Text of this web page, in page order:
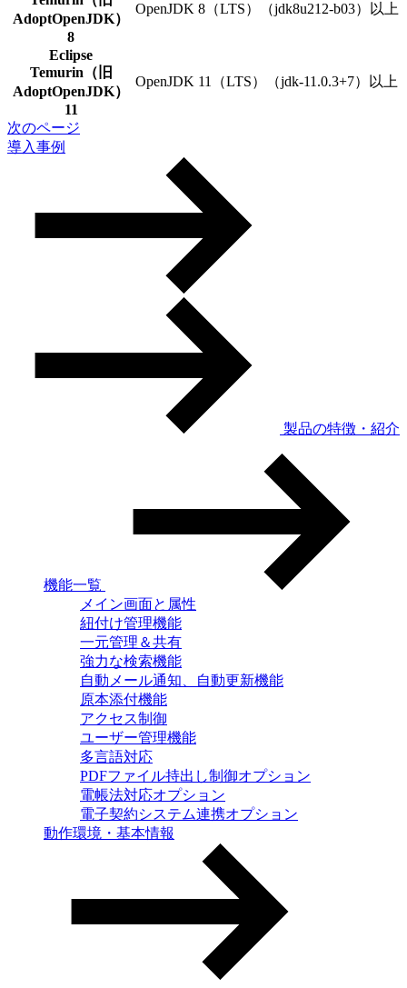
AdoptOpenJDK）
8
OpenJDK 8（LTS）（jdk8u212-b03）以上
Eclipse
Temurin（旧
AdoptOpenJDK）
11
OpenJDK 11（LTS）（jdk-11.0.3+7）以上
次のページ
導入事例
製品の特徴・紹介
機能一覧
メイン画面と属性
紐付け管理機能
一元管理＆共有
強力な検索機能
自動メール通知、自動更新機能
原本添付機能
アクセス制御
ユーザー管理機能
多言語対応
PDFファイル持出し制御オプション
電帳法対応オプション
電子契約システム連携オプション
動作環境・基本情報